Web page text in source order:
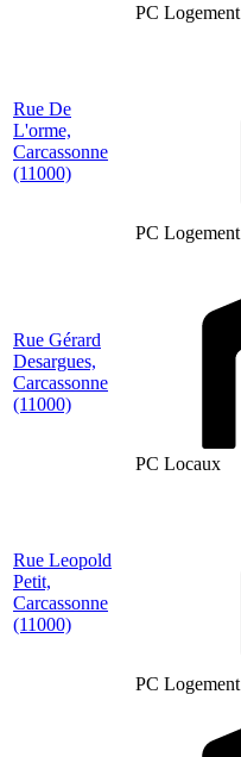
PC Logement
Rue De
L'orme,
Carcassonne
(11000)
PC Logement
Rue Gérard
Desargues,
Carcassonne
(11000)
PC Locaux
Rue Leopold
Petit,
Carcassonne
(11000)
PC Logement